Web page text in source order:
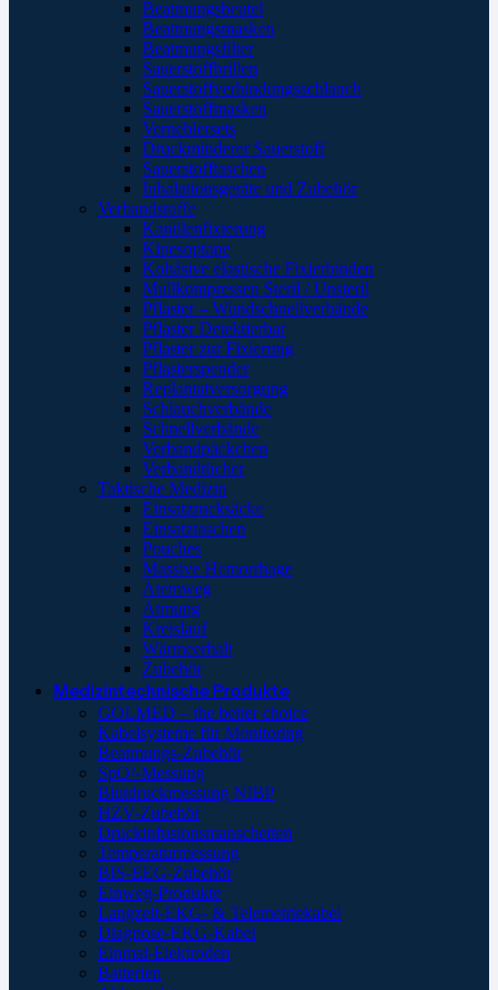
Beatmungsbeutel
Beatmungsmasken
Beatmungsfilter
Sauerstoffbrillen
Sauerstoffverbindungsschlauch
Sauerstoffmasken
Verneblersets
Druckminderer Sauerstoff
Sauerstofftaschen
Inhalationsgeräte und Zubehör
Verbandstoffe
Kanülenfixierung
Kinesoptape
Kohäsive elastische Fixierbinden
Mullkompressen Steril / Unsteril
Pflaster – Wundschnellverbände
Pflaster Detektierbar
Pflaster zur Fixierung
Pflasterspender
Replantatversorgung
Schlauchverbände
Schnellverbände
Verbandpäckchen
Verbandtücher
Taktische Medizin
Einsatzrucksäcke
Einsatztaschen
Pouches
Massive Hemorrhage
Atemweg
Atmung
Kreislauf
Wärmeerhalt
Zubehör
Medizintechnische Produkte
GOLMED – the better choice
Kabelsysteme für Monitoring
Beatmungs-Zubehör
SpO²-Messung
Blutdruckmessung NIBP
HZV-Zubehör
Druckinfusionsmanschetten
Temperaturmessung
BIS-EEG-Zubehör
Einweg-Produkte
Langzeit-EKG- & Telemetriekabel
Diagnose-EKG-Kabel
Einmal-Elektroden
Batterien